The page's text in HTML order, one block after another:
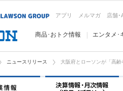
アプリ メルマガ 店舗･
商品･おトク情報 エンタメ･
ニュースリリース 大阪府とローソンが「高
企業情報